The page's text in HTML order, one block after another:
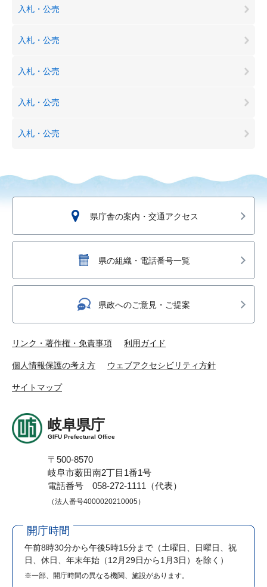
入札・公売
入札・公売
入札・公売
入札・公売
入札・公売
県庁舎の案内・交通アクセス
県の組織・電話番号一覧
県政へのご意見・ご提案
リンク・著作権・免責事項 利用ガイド
個人情報保護の考え方 ウェブアクセシビリティ方針
サイトマップ
岐阜県庁
GIFU Prefectural Office
〒500-8570
岐阜市薮田南2丁目1番1号
電話番号 058-272-1111（代表）
（法人番号4000020210005）
開庁時間
午前8時30分から午後5時15分まで （土曜日、日曜日、祝
日、休日、年末年始（12月29日から1月3日）を除く）
※一部、開庁時間の異なる機関、施設があります。